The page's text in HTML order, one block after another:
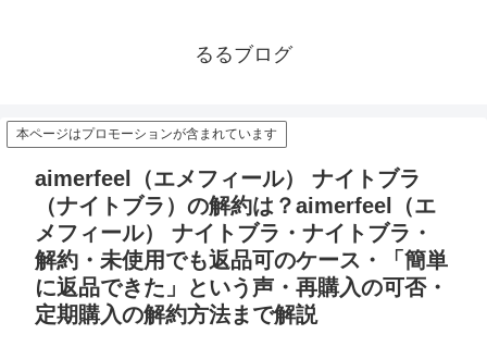
るるブログ
本ページはプロモーションが含まれています
aimerfeel（エメフィール） ナイトブラ
（ナイトブラ）の解約は？aimerfeel（エ
メフィール） ナイトブラ・ナイトブラ・
解約・未使用でも返品可のケース・「簡単
に返品できた」という声・再購入の可否・
定期購入の解約方法まで解説